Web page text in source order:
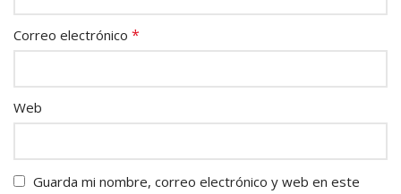
Correo electrónico *
Web
Guarda mi nombre, correo electrónico y web en este